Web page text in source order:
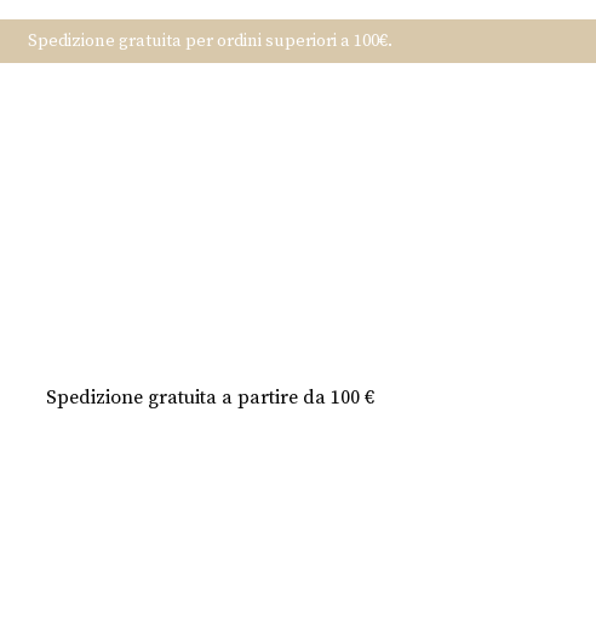
Spedizione gratuita per ordini superiori a 100€.
Spedizione gratuita a partire da 100 €